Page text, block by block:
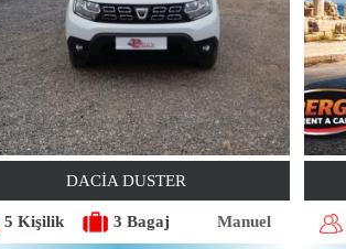
DACIA DUSTER
5 Kişilik 3 Bagaj Manuel